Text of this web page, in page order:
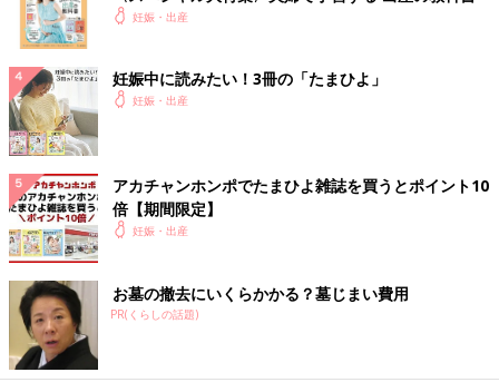
妊娠・出産
妊娠中に読みたい！3冊の「たまひよ」
妊娠・出産
アカチャンホンポでたまひよ雑誌を買うとポイント10
倍【期間限定】
妊娠・出産
お墓の撤去にいくらかかる？墓じまい費用
PR(くらしの話題)